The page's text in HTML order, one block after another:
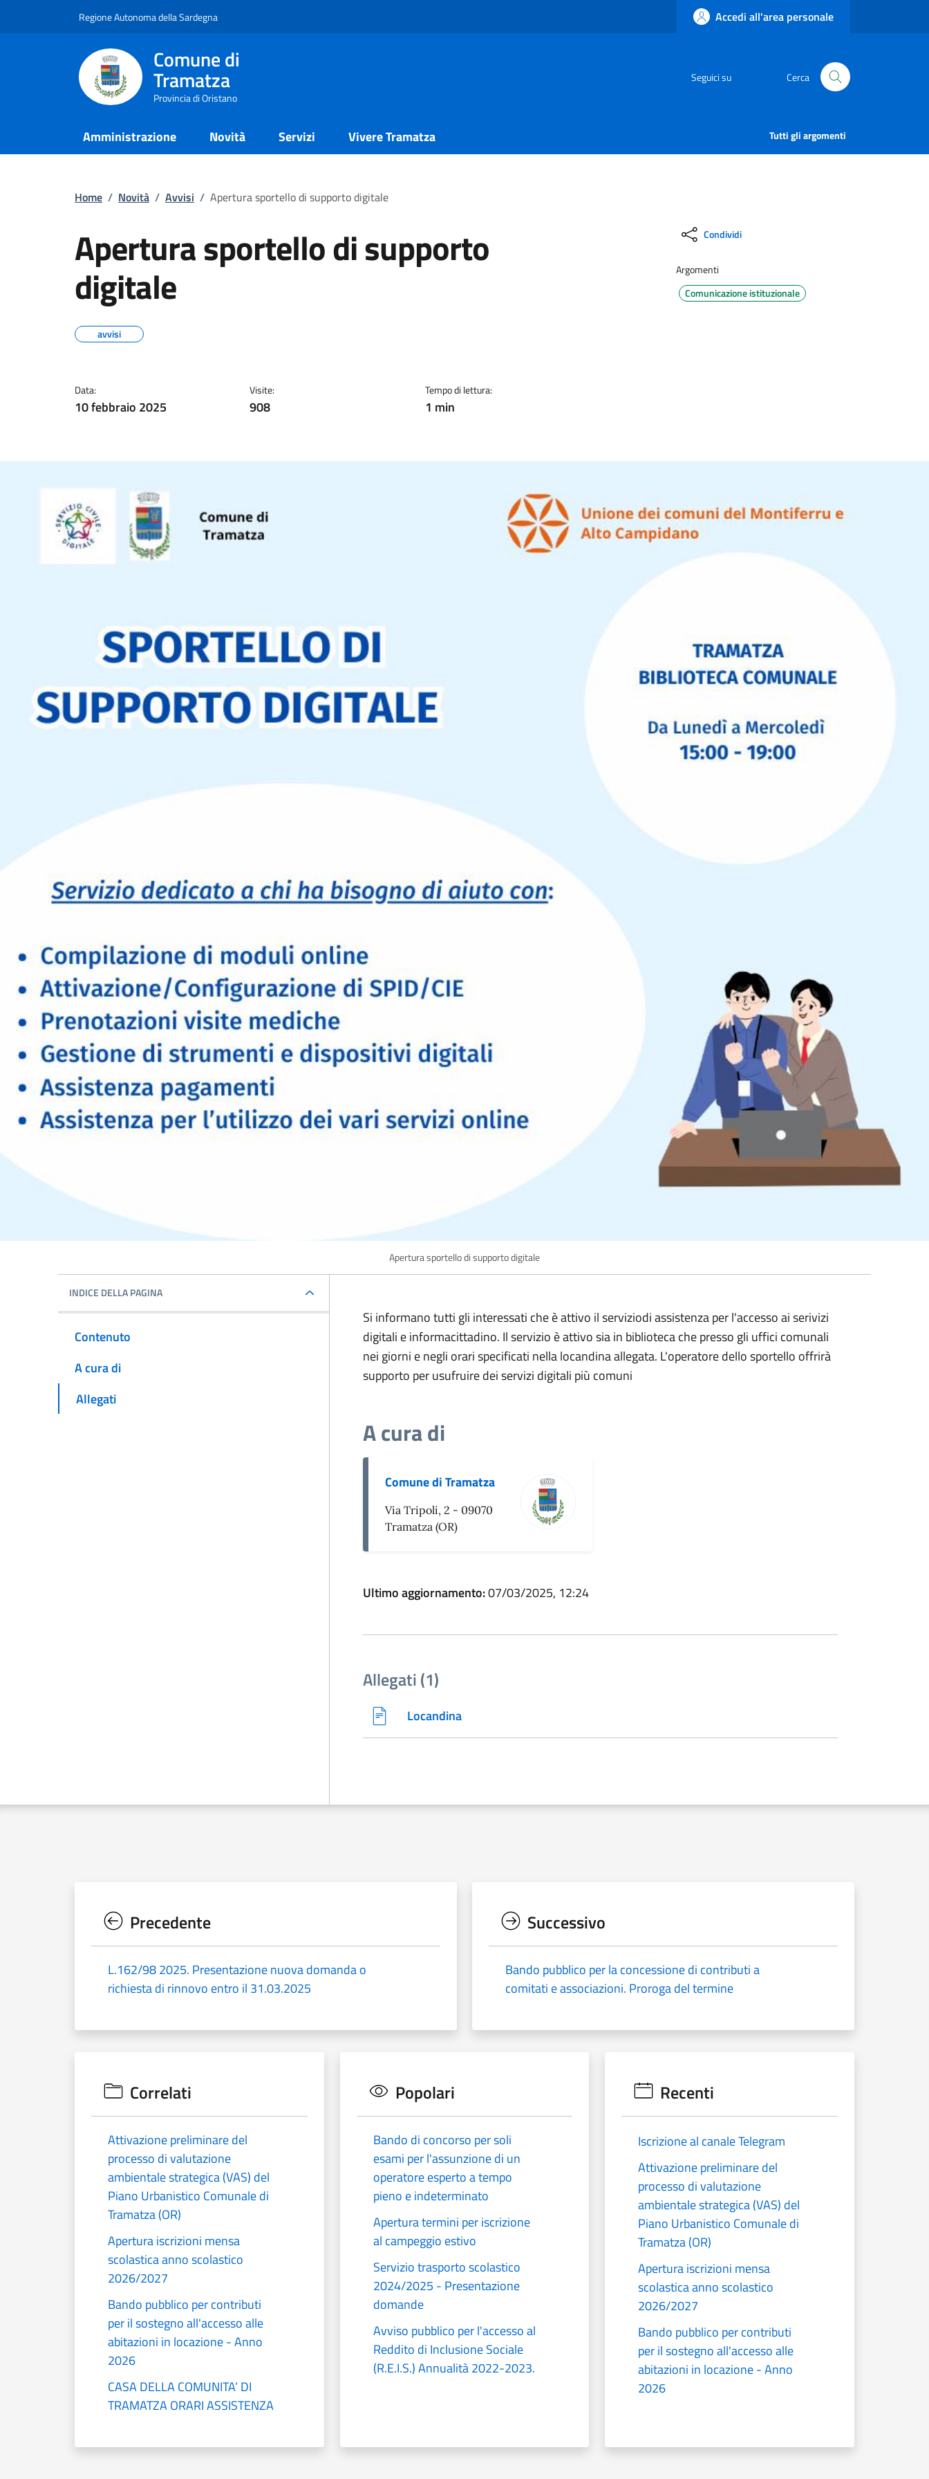
Regione Autonoma della Sardegna Accedi all'area personale
Comune di
Tramatza
Provincia di Oristano
Seguici su Cerca
Amministrazione Novità Servizi Vivere Tramatza Tutti gli argomenti
Home / Novità / Avvisi / Apertura sportello di supporto digitale
Apertura sportello di supporto
digitale
avvisi
Data:
10 febbraio 2025
Visite:
908
Tempo di lettura:
1 min
Condividi
Argomenti
Comunicazione istituzionale
Apertura sportello di supporto digitale
INDICE DELLA PAGINA
Contenuto
A cura di
Allegati
Si informano tutti gli interessati che è attivo il serviziodi assistenza per l'accesso ai serivizi
digitali e informacittadino. Il servizio è attivo sia in biblioteca che presso gli uffici comunali
nei giorni e negli orari specificati nella locandina allegata. L'operatore dello sportello offrirà
supporto per usufruire dei servizi digitali più comuni
A cura di
Comune di Tramatza
Via Tripoli, 2 - 09070
Tramatza (OR)
Ultimo aggiornamento:07/03/2025, 12:24
Allegati (1)
Locandina
Precedente
L.162/98 2025. Presentazione nuova domanda o
richiesta di rinnovo entro il 31.03.2025
Successivo
Bando pubblico per la concessione di contributi a
comitati e associazioni. Proroga del termine
Correlati
Attivazione preliminare del
processo di valutazione
ambientale strategica (VAS) del
Piano Urbanistico Comunale di
Tramatza (OR)
Apertura iscrizioni mensa
scolastica anno scolastico
2026/2027
Bando pubblico per contributi
per il sostegno all'accesso alle
abitazioni in locazione - Anno
2026
CASA DELLA COMUNITA’ DI
TRAMATZA ORARI ASSISTENZA
Popolari
Bando di concorso per soli
esami per l'assunzione di un
operatore esperto a tempo
pieno e indeterminato
Apertura termini per iscrizione
al campeggio estivo
Servizio trasporto scolastico
2024/2025 - Presentazione
domande
Avviso pubblico per l'accesso al
Reddito di Inclusione Sociale
(R.E.I.S.) Annualità 2022-2023.
Recenti
Iscrizione al canale Telegram
Attivazione preliminare del
processo di valutazione
ambientale strategica (VAS) del
Piano Urbanistico Comunale di
Tramatza (OR)
Apertura iscrizioni mensa
scolastica anno scolastico
2026/2027
Bando pubblico per contributi
per il sostegno all'accesso alle
abitazioni in locazione - Anno
2026